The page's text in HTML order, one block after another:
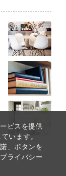
ビスを提供
います。
」ボタンを
ライバシー